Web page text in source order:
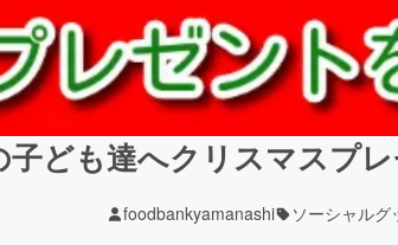
ども達へクリスマスプ
foodbankyamanashi ソーシャルグ